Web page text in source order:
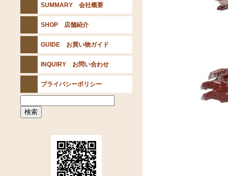
SUMMARY 会社概要
SHOP 店舗紹介
GUIDE お買い物ガイド
INQUIRY お問い合わせ
プライバシーポリシー